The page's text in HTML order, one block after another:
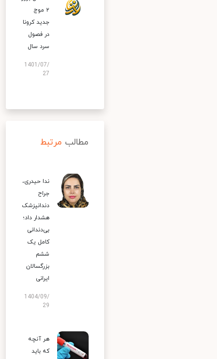
۲ موج
جدید کرونا
در فصول
سرد سال
1401/07/
27
مطالب مرتبط
ندا حیدری،
جراح
دندانپزشک
هشدار داد؛
بی‌دندانی
کامل یک
ششم
بزرگسالان
ایرانی
1404/09/
29
هر آنچه
که باید